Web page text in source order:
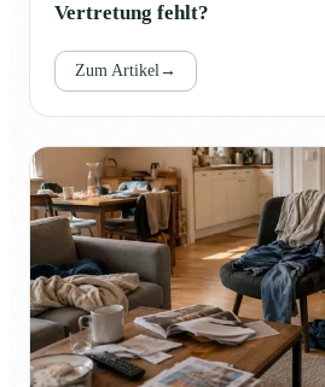
Vertretung fehlt?
Zum Artikel→